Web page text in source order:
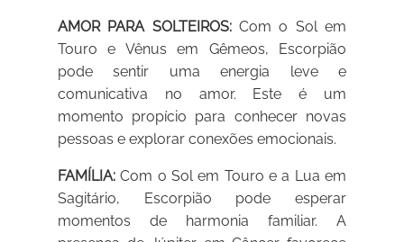
AMOR PARA SOLTEIROS:Com o Sol em
Touro e Vênus em Gêmeos, Escorpião
pode sentir uma energia leve e
comunicativa no amor. Este é um
momento propício para conhecer novas
pessoas e explorar conexões emocionais.
FAMÍLIA: Com o Sol em Touro e a Lua em
Sagitário, Escorpião pode esperar
momentos de harmonia familiar. A